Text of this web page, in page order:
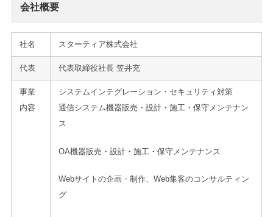
会社概要
社名 スターティア株式会社
代表 代表取締役社長 笠井充
事業
内容
システムインテグレーション・セキュリティ対策
通信システム機器販売・設計・施工・保守メンテナン
ス
OA機器販売・設計・施工・保守メンテナンス
Webサイトの企画・制作、Web集客のコンサルティン
グ